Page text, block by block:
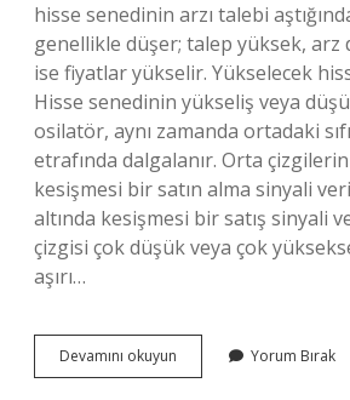
hisse senedinin arzı talebi
genellikle düşer; talep yüksek, arz
ise fiyatlar yükselir. Yükselecek
Hisse senedinin yükseliş veya
osilatör, aynı zamanda ortadaki
etrafında dalgalanır. Orta
kesişmesi bir satın alma sinyali
altında kesişmesi bir satış sinyali
çizgisi çok düşük veya çok
aşırı…
Devamını okuyun Hissenin
Yükselmesi
Yorum Bırak